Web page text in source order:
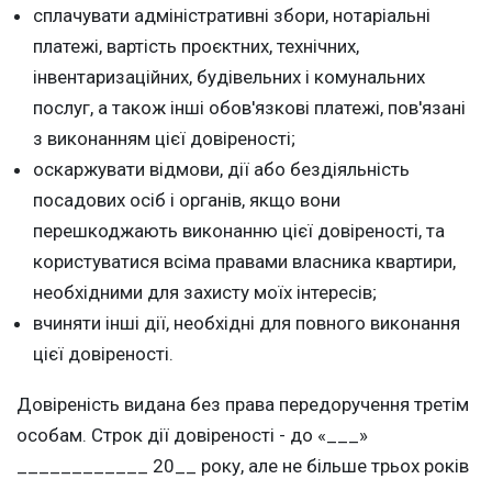
сплачувати адміністративні збори, нотаріальні
платежі, вартість проєктних, технічних,
інвентаризаційних, будівельних і комунальних
послуг, а також інші обов'язкові платежі, пов'язані
з виконанням цієї довіреності;
оскаржувати відмови, дії або бездіяльність
посадових осіб і органів, якщо вони
перешкоджають виконанню цієї довіреності, та
користуватися всіма правами власника квартири,
необхідними для захисту моїх інтересів;
вчиняти інші дії, необхідні для повного виконання
цієї довіреності.
Довіреність видана без права передоручення третім
особам. Строк дії довіреності - до «___»
____________ 20__ року, але не більше трьох років